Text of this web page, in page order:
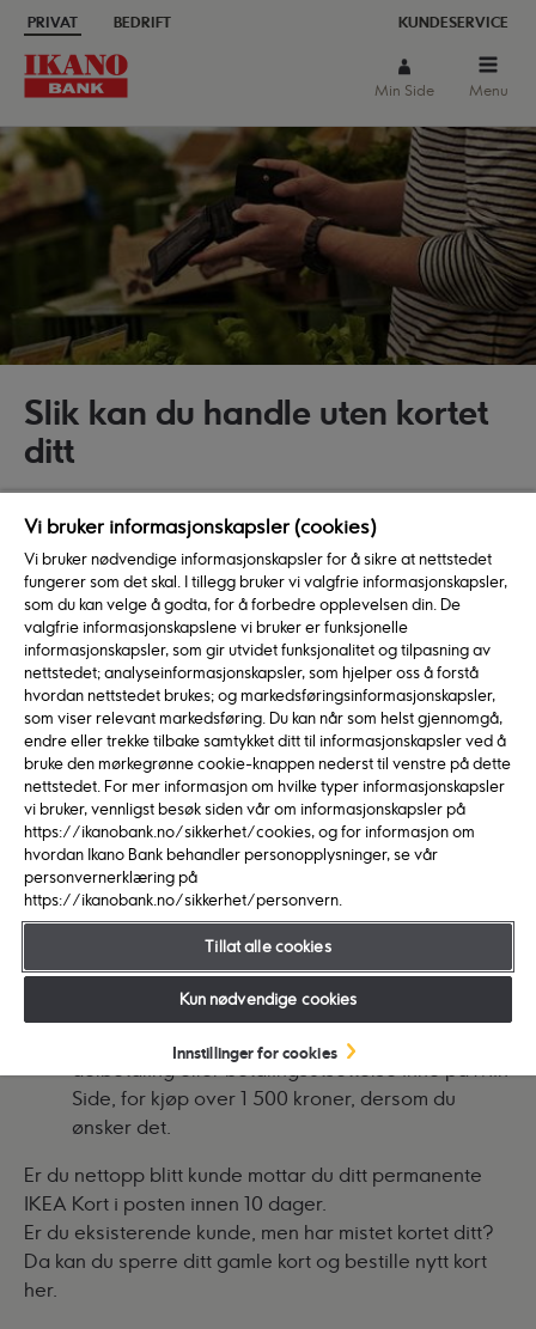
PRIVAT BEDRIFT KUNDESERVICE
Menu
Min Side
Slik kan du handle uten kortet
ditt
Spørsmål og svar Delbetaling Betalingsutsettelse
Handle på varehus
Oppsøk en medarbeider på IKEA og vis gyldig
(fysisk) legitimasjon.
Har du nettopp fått innvilget søknad om IKEA
Kort viser du referansekode fra mottatt SMS.
Du får et midlertidig kort som er gyldig i 30
dager.
Plukk varene og betal i kassen med ditt
midlertidige kort.
Senere kan du velge
delbetalingellerbetalingsutsettelseinne påMin
Side, for kjøp over 1 500 kroner, dersom du
ønsker det.
Er du nettopp blitt kunde mottar du ditt permanente
IKEA Kort i posten innen 10 dager.
Er du eksisterende kunde, men har mistet kortet ditt?
Da kan du sperre ditt gamle kort og bestille nytt kort
her.
Vi bruker informasjonskapsler (cookies)
Vi bruker nødvendige informasjonskapsler for å sikre at nettstedet
fungerer som det skal. I tillegg bruker vi valgfrie informasjonskapsler,
som du kan velge å godta, for å forbedre opplevelsen din. De
valgfrie informasjonskapslene vi bruker er funksjonelle
informasjonskapsler, som gir utvidet funksjonalitet og tilpasning av
nettstedet; analyseinformasjonskapsler, som hjelper oss å forstå
hvordan nettstedet brukes; og markedsføringsinformasjonskapsler,
som viser relevant markedsføring. Du kan når som helst gjennomgå,
endre eller trekke tilbake samtykket ditt til informasjonskapsler ved å
bruke den mørkegrønne cookie-knappen nederst til venstre på dette
nettstedet. For mer informasjon om hvilke typer informasjonskapsler
vi bruker, vennligst besøk siden vår om informasjonskapsler på
https://ikanobank.no/sikkerhet/cookies, og for informasjon om
hvordan Ikano Bank behandler personopplysninger, se vår
personvernerklæring på
https://ikanobank.no/sikkerhet/personvern.
Tillat alle cookies
Kun nødvendige cookies
Innstillinger for cookies